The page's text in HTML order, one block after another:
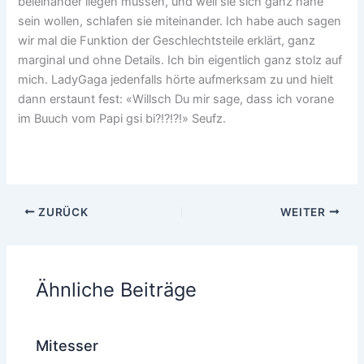
sein wollen, schlafen sie miteinander. Ich habe auch sagen
wir mal die Funktion der Geschlechtsteile erklärt, ganz
marginal und ohne Details. Ich bin eigentlich ganz stolz auf
mich. LadyGaga jedenfalls hörte aufmerksam zu und hielt
dann erstaunt fest: «Willsch Du mir sage, dass ich vorane
im Buuch vom Papi gsi bi?!?!?!» Seufz.
ZURÜCK WEITER
Ähnliche Beiträge
Mitesser